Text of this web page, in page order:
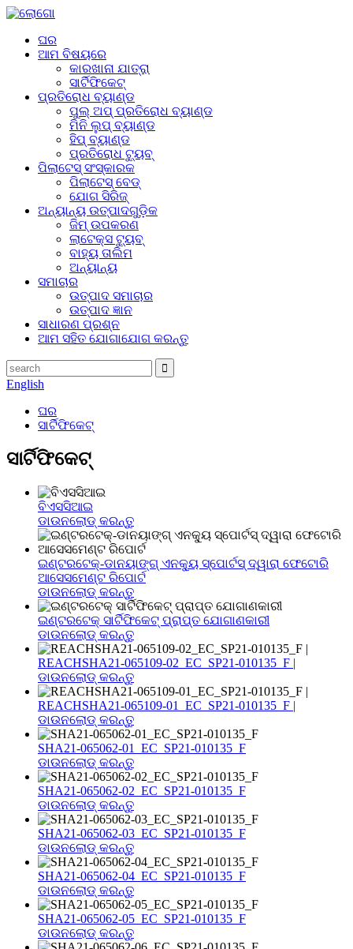
ଘର
ଆମ ବିଷୟରେ
କାରଖାନା ଯାତ୍ରା
ସାର୍ଟିଫିକେଟ୍
ପ୍ରତିରୋଧ ବ୍ୟାଣ୍ଡ
ପୁଲ୍ ଅପ୍ ପ୍ରତିରୋଧ ବ୍ୟାଣ୍ଡ
ମିନି ଲୁପ୍ ବ୍ୟାଣ୍ଡ
ହିପ୍ ବ୍ୟାଣ୍ଡ
ପ୍ରତିରୋଧ ଟ୍ୟୁବ୍
ପିଲାଟେସ୍ ସଂସ୍କାରକ
ପିଲାଟେସ୍ ବେଡ୍
ଯୋଗ ସିରିଜ୍
ଅନ୍ୟାନ୍ୟ ଉତ୍ପାଦଗୁଡ଼ିକ
ଜିମ୍ ଉପକରଣ
ଲାଟେକ୍ସ ଟ୍ୟୁବ୍
ବାହ୍ୟ ତାଲିମ
ଅନ୍ୟାନ୍ୟ
ସମାଚାର
ଉତ୍ପାଦ ସମାଚାର
ଉତ୍ପାଦ ଜ୍ଞାନ
ସାଧାରଣ ପ୍ରଶ୍ନ
ଆମ ସହିତ ଯୋଗାଯୋଗ କରନ୍ତୁ
English
ଘର
ସାର୍ଟିଫିକେଟ୍
ସାର୍ଟିଫିକେଟ୍
ବିଏସସିଆଇ
ଡାଉନଲୋଡ୍ କରନ୍ତୁ
ଇଣ୍ଟରଟେକ୍-ଡାନୟାଙ୍ଗ୍ ଏନକ୍ୟୁ ସ୍ପୋର୍ଟସ୍ ଦ୍ୱାରା ଫେଟୋରି
ଆସେସମେଣ୍ଟ ରିପୋର୍ଟ
ଡାଉନଲୋଡ୍ କରନ୍ତୁ
ଇଣ୍ଟରଟେକ୍ ସାର୍ଟିଫିକେଟ୍ ପ୍ରାପ୍ତ ଯୋଗାଣକାରୀ
ଡାଉନଲୋଡ୍ କରନ୍ତୁ
REACHSHA21-065109-02_EC_SP21-010135_F |
ଡାଉନଲୋଡ୍ କରନ୍ତୁ
REACHSHA21-065109-01_EC_SP21-010135_F |
ଡାଉନଲୋଡ୍ କରନ୍ତୁ
SHA21-065062-01_EC_SP21-010135_F
ଡାଉନଲୋଡ୍ କରନ୍ତୁ
SHA21-065062-02_EC_SP21-010135_F
ଡାଉନଲୋଡ୍ କରନ୍ତୁ
SHA21-065062-03_EC_SP21-010135_F
ଡାଉନଲୋଡ୍ କରନ୍ତୁ
SHA21-065062-04_EC_SP21-010135_F
ଡାଉନଲୋଡ୍ କରନ୍ତୁ
SHA21-065062-05_EC_SP21-010135_F
ଡାଉନଲୋଡ୍ କରନ୍ତୁ